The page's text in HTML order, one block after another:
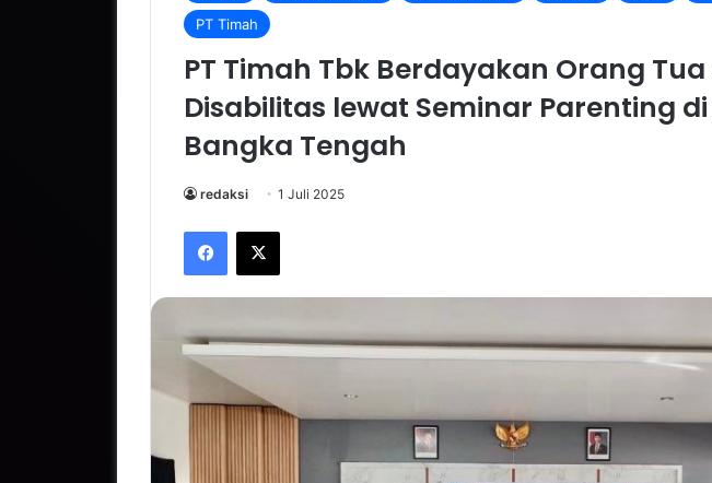
PT Timah
PT Timah Tbk Berdayakan Orang
Disabilitas lewat Seminar Parenting
Bangka Tengah
redaksi 1 Juli 2025
Facebook
X